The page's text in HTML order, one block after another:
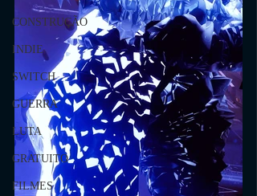
CONSTRUÇÃO
INDIE
SWITCH
GUERRA
LUTA
GRATUITO
FILMES